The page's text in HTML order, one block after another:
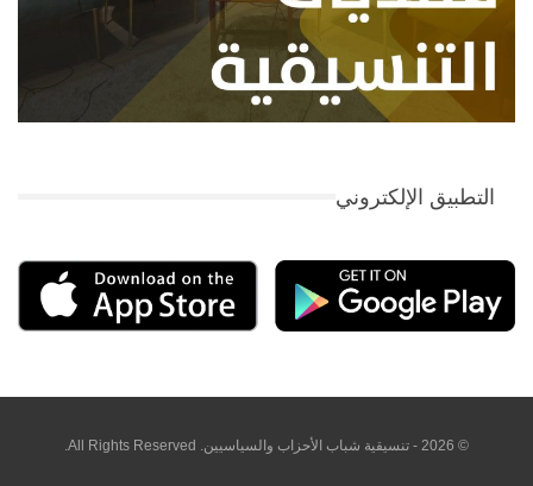
التطبيق الإلكتروني
© 2026 - تنسيقية شباب الأحزاب والسياسيين. All Rights Reserved.